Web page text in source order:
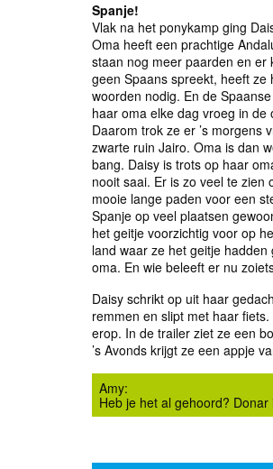
Spanje!
Vlak na het ponykamp ging
Oma heeft een prachtige
staan nog meer paarden en er
geen Spaans spreekt, heeft
woorden nodig. En de
haar oma elke dag vroeg in
Daarom trok ze er ’s
zwarte ruin Jairo. Oma is dan
bang. Daisy is trots op haar
nooit saai. Er is zo veel te
mooie lange paden voor een
Spanje op veel plaatsen
het geitje voorzichtig voor op
land waar ze het geitje
oma. En wie beleeft er nu
Daisy schrikt op uit haar
remmen en slipt met haar
erop. In de trailer ziet ze een
’s Avonds krijgt ze een appje
Amy:
Heb je het al gehoord?